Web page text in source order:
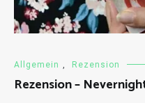
Allgemein Rezension
Rezension –